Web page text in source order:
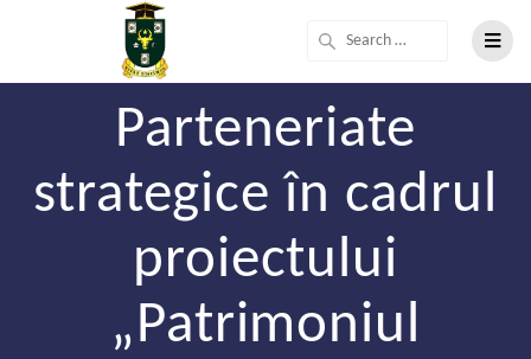
Parteneriate
strategice în cadrul
proiectului
„Patrimoniul